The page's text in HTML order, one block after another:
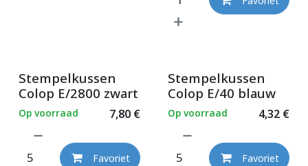
Stempelkussen
Colop E/2800 zwart
7,80€
Op voorraad
Favoriet
Stempelkussen
Colop E/40 blauw
4,32€
Op voorraad
Favoriet